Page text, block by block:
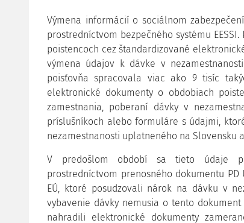
Výmena informácií o sociálnom
prostredníctvom bezpečného systému
poistencoch cez štandardizované
výmena údajov k dávke v
poisťovňa spracovala viac ako 9 tisíc
elektronické dokumenty o obdobiach
zamestnania, poberaní dávky v
príslušníkoch alebo formuláre s údajmi,
nezamestnanosti uplatneného na Slovensku
V predošlom období sa tieto údaje
prostredníctvom prenosného dokumentu
EÚ, ktoré posudzovali nárok na dávku v
vybavenie dávky nemusia o tento
nahradili elektronické dokumenty